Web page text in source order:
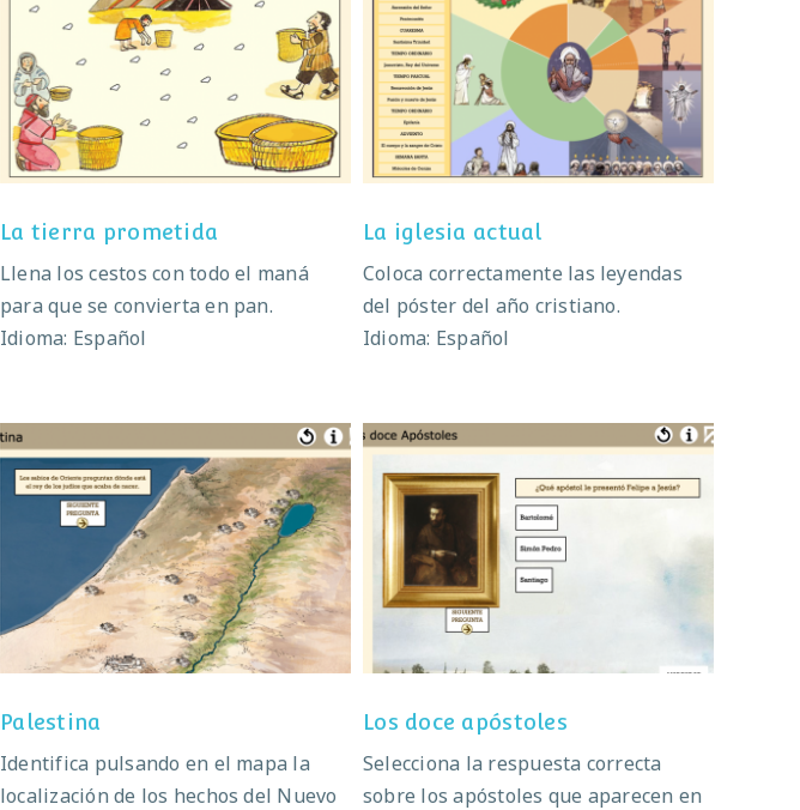
La tierra prometida
La tierra prometida
Llena los cestos con todo el maná
para que se convierta en pan.
Idioma: Español
La iglesia actual
La iglesia actual
Coloca correctamente las leyendas
del póster del año cristiano.
Idioma: Español
Palestina
Palestina
Identifica pulsando en el mapa la
localización de los hechos del Nuevo
Los doce apóstoles
Los doce apóstoles
Selecciona la respuesta correcta
sobre los apóstoles que aparecen en